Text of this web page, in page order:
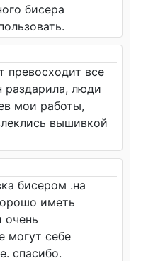
бисера
превосходит все
раздарила, люди
мои работы,
вышивкой
бисером .на
иметь
очень
могут себе
спасибо.